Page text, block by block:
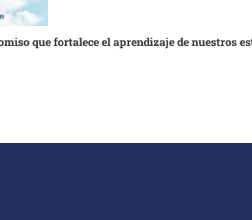
que fortalece el aprendizaje de nuestros